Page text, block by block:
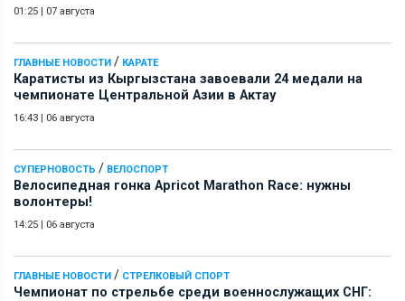
01:25 | 07 августа
ГЛАВНЫЕ НОВОСТИ / КАРАТЕ
Каратисты из Кыргызстана завоевали 24 медали на
чемпионате Центральной Азии в Актау
16:43 | 06 августа
СУПЕРНОВОСТЬ / ВЕЛОСПОРТ
Велосипедная гонка Apricot Marathon Race: нужны
волонтеры!
14:25 | 06 августа
ГЛАВНЫЕ НОВОСТИ / СТРЕЛКОВЫЙ СПОРТ
Чемпионат по стрельбе среди военнослужащих СНГ: